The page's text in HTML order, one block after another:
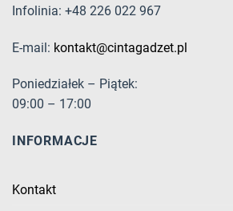
Infolinia: +48 226 022 967
E-mail: kontakt@cintagadzet.pl
Poniedziałek – Piątek:
09:00 – 17:00
INFORMACJE
Kontakt